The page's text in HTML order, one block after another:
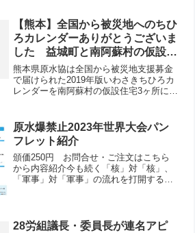
【熊本】全国から被災地へのちひ
ろカレンダーありがとうございま
した 益城町と南阿蘇村の仮設住
宅に届けました
熊本県原水協は全国から被災地支援募金
で届けられた2019年版いわさきちひろカ
レンダーを南阿蘇村の仮設住宅3ヶ所に
ました。熊本地震から２年９ヶ月が経過
した今、仮設住宅...
原水爆禁止2023年世界大会パン
フレット紹介
頒価250円 お問合せ・ご注文はこちら
から内容紹介今も続く「核」対「核」、
「軍事」対「軍事」の流れを打開するた
コロナ以前の原水爆禁止...
28労組議長・委員長が連名アピ